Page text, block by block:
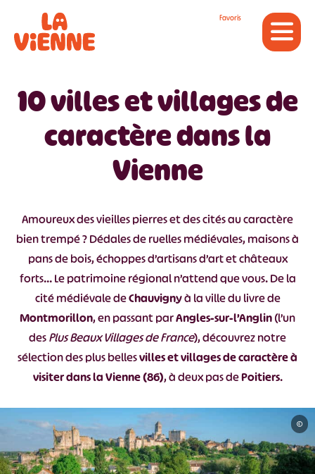
Favoris
10 villes et villages de
caractère dans la
Vienne
Amoureux des vieilles pierres et des cités au caractère
bien trempé ? Dédales de ruelles médiévales, maisons à
pans de bois, échoppes d’artisans d’art et châteaux
forts… Le patrimoine régional n’attend que vous. De la
cité médiévale deChauvignyà la ville du livre de
Montmorillon, en passant parAngles-sur-l’Anglin(l’un
desPlus Beaux Villages de France), découvrez notre
sélection des plus bellesvilles et villages de caractère à
visiter dans la Vienne (86), à deux pas dePoitiers.
©